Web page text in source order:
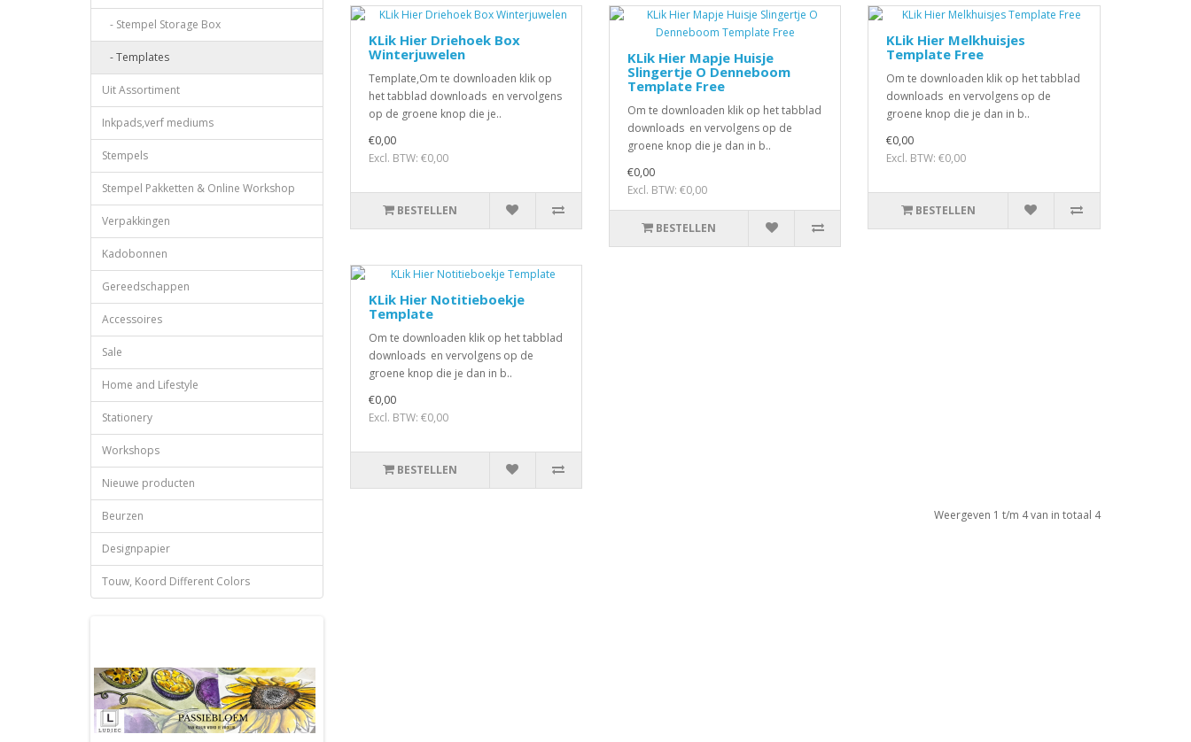
- Stempel Storage Box
- Templates
Uit Assortiment
Inkpads,verf mediums
Stempels
Stempel Pakketten & Online Workshop
Verpakkingen
Kadobonnen
Gereedschappen
Accessoires
Sale
Home and Lifestyle
Stationery
Workshops
Nieuwe producten
Beurzen
Designpapier
Touw, Koord Different Colors
KLik Hier Driehoek Box
Winterjuwelen
Template,Om te downloaden klik op
het tabblad downloads en vervolgens
op de groene knop die je..
€0,00
Excl. BTW: €0,00
BESTELLEN
KLik Hier Mapje Huisje
Slingertje O Denneboom
Template Free
Om te downloaden klik op het tabblad
downloads en vervolgens op de
groene knop die je dan in b..
€0,00
Excl. BTW: €0,00
BESTELLEN
KLik Hier Melkhuisjes
Template Free
Om te downloaden klik op het tabblad
downloads en vervolgens op de
groene knop die je dan in b..
€0,00
Excl. BTW: €0,00
BESTELLEN
KLik Hier Notitieboekje
Template
Om te downloaden klik op het tabblad
downloads en vervolgens op de
groene knop die je dan in b..
€0,00
Excl. BTW: €0,00
BESTELLEN
Weergeven 1 t/m 4 van in totaal 4